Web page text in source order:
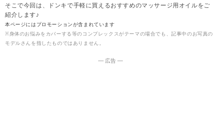
そこで今回は、ドンキで手軽に買えるおすすめのマッサージ用オイルをご
紹介します♪
本ページにはプロモーションが含まれています
※身体のお悩みをカバーする等のコンプレックスがテーマの場合でも、記事中のお写真の
モデルさんを指したものではありません。
― 広告 ―